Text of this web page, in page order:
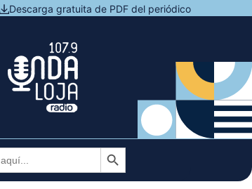
Descarga gratuita de PDF del periódico
Botón de búsqueda